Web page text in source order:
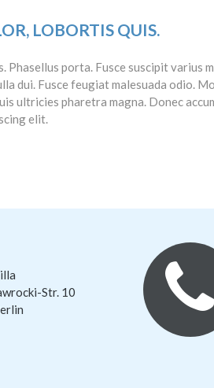
LOBORTIS QUIS.
Phasellus porta. Fusce suscipit varius
dui. Fusce feugiat malesuada odio.
ultricies pharetra magna. Donec
elit.
Str. 10